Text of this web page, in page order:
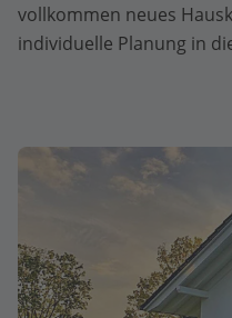
vollkommen neues
individuelle Planung in